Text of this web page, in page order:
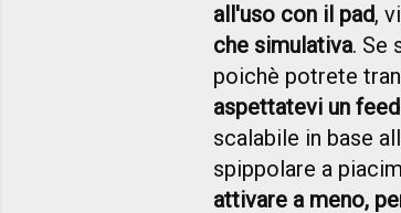
all'uso con il pad,
che simulativa. Se
poichè potrete
aspettatevi un
scalabile in base
spippolare a
attivare a meno,